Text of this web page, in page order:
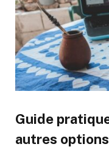
Guide
autres options